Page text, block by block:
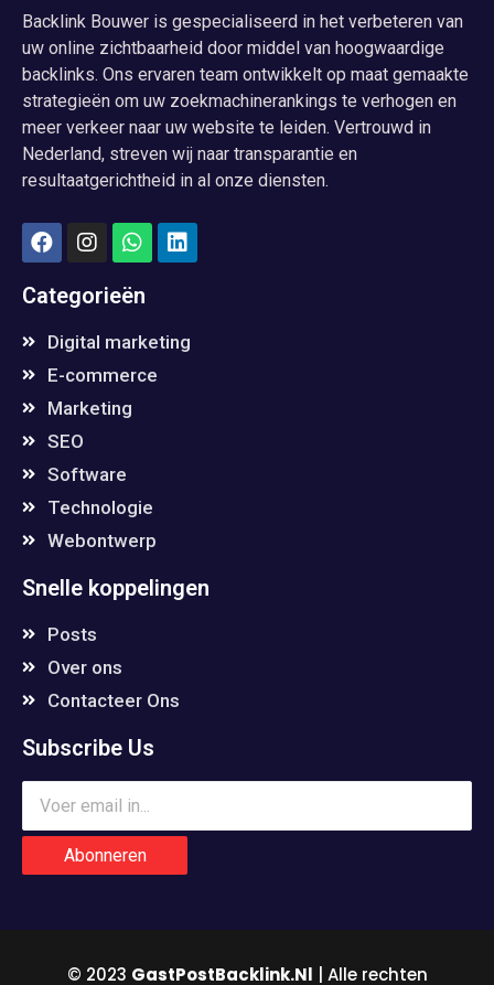
Backlink Bouwer is gespecialiseerd in het verbeteren van
uw online zichtbaarheid door middel van hoogwaardige
backlinks. Ons ervaren team ontwikkelt op maat gemaakte
strategieën om uw zoekmachinerankings te verhogen en
meer verkeer naar uw website te leiden. Vertrouwd in
Nederland, streven wij naar transparantie en
resultaatgerichtheid in al onze diensten.
Categorieën
Digital marketing
E-commerce
Marketing
SEO
Software
Technologie
Webontwerp
Snelle koppelingen
Posts
Over ons
Contacteer Ons
Subscribe Us
Abonneren
© 2023 GastPostBacklink.Nl | Alle rechten